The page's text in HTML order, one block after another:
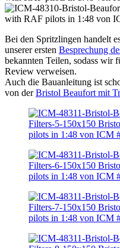
Bei den Spritzlingen handelt
unserer ersten Besprechung
bekannten Teilen, sodass wir
Review verweisen.
Auch die Bauanleitung ist
von derBristol Beaufort mit